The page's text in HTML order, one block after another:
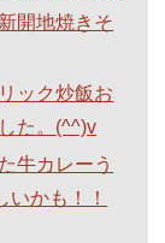
開地焼きそ
ック炒飯お
た。(^^)v
牛カレーう
かも！！